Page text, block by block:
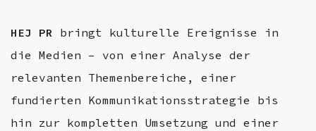
HEJ PR bringt kulturelle Ereignisse in
die Medien – von einer Analyse der
relevanten Themenbereiche, einer
fundierten Kommunikationsstrategie bis
hin zur kompletten Umsetzung und einer